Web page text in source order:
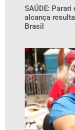
SAÚDE:
alcança
Brasil